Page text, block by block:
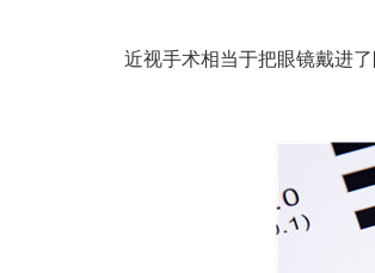
近视手术相当于把眼镜戴进了